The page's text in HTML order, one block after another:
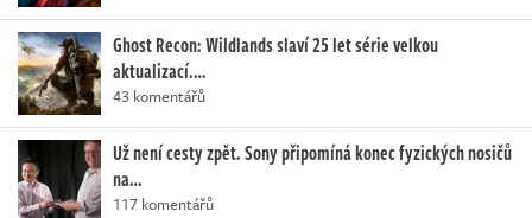
Ghost Recon: Wildlands slaví 25 let série velkou
aktualizací.…
43 komentářů
Už není cesty zpět. Sony připomíná konec fyzických nosičů
na…
117 komentářů